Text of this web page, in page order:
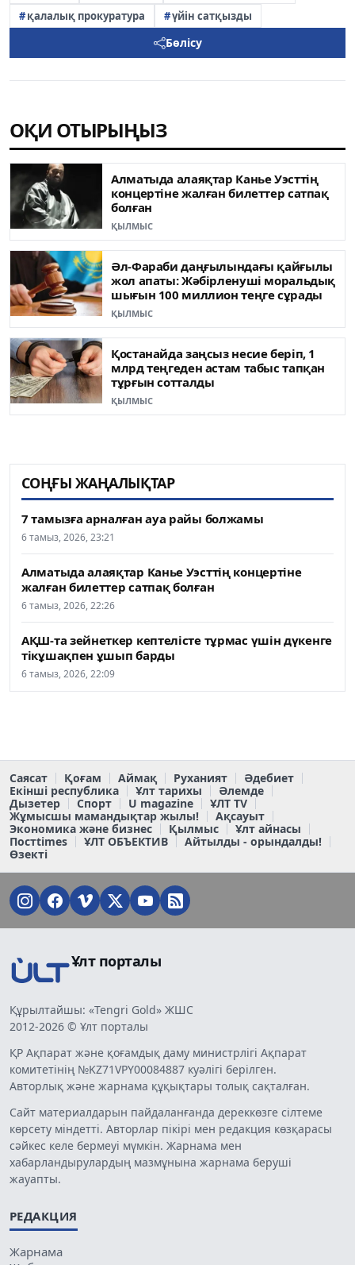
қалалық прокуратура
үйін сатқызды
Бөлісу
ОҚИ ОТЫРЫҢЫЗ
Алматыда алаяқтар Канье Уэсттің
концертіне жалған билеттер сатпақ
болған
ҚЫЛМЫС
Әл-Фараби даңғылындағы қайғылы
жол апаты: Жәбірленуші моральдық
шығын 100 миллион теңге сұрады
ҚЫЛМЫС
Қостанайда заңсыз несие беріп, 1
млрд теңгеден астам табыс тапқан
тұрғын сотталды
ҚЫЛМЫС
СОҢҒЫ ЖАҢАЛЫҚТАР
7 тамызға арналған ауа райы болжамы
6 тамыз, 2026, 23:21
Алматыда алаяқтар Канье Уэсттің концертіне
жалған билеттер сатпақ болған
6 тамыз, 2026, 22:26
АҚШ-та зейнеткер кептелісте тұрмас үшін дүкенге
тікұшақпен ұшып барды
6 тамыз, 2026, 22:09
Саясат Қоғам Аймақ Руханият
Әдебиет
Екінші республика
Ұлт тарихы
Әлемде
Дызетер
Спорт U magazine
ҰЛТ TV
Жұмысшы мамандықтар жылы!
Ақсауыт
Экономика және бизнес
Қылмыс
Ұлт айнасы
Постtimes
ҰЛТ ОБЪЕКТИВ
Айтылды - орындалды!
Өзекті
Ұлт порталы
Құрылтайшы: «Tengri Gold» ЖШС
2012-2026 © Ұлт порталы
ҚР Ақпарат және қоғамдық даму министрлігі Ақпарат
комитетінің №KZ71VPY00084887 куәлігі берілген.
Авторлық және жарнама құқықтары толық сақталған.
Сайт материалдарын пайдаланғанда дереккөзге сілтеме
көрсету міндетті. Авторлар пікірі мен редакция көзқарасы
сәйкес келе бермеуі мүмкін. Жарнама мен
хабарландырулардың мазмұнына жарнама беруші
жауапты.
РЕДАКЦИЯ
Жарнама